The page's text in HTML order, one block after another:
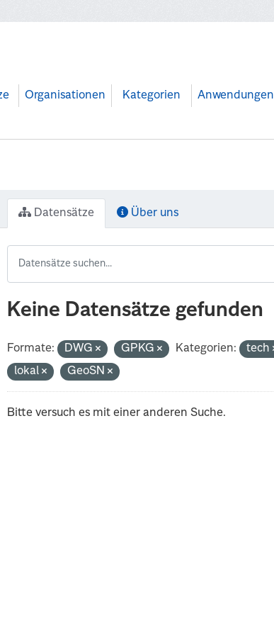
Organisationen Kategorien Anwendungen
Datensätze Über uns
Keine Datensätze gefunden
Formate: DWG GPKG Kategorien: tech
lokal
GeoSN
Bitte versuch es mit einer anderen Suche.